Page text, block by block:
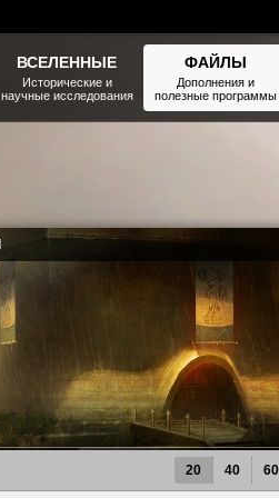
20 40 60
ВСЕЛЕННЫЕ
Исторические и
научные исследования
ФАЙЛЫ
Дополнения и
полезные программы